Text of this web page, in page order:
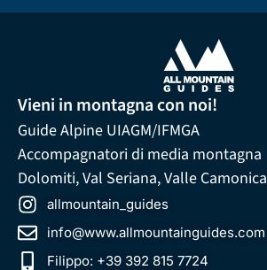
Vieni in montagna con noi!
Guide Alpine UIAGM/IFMGA
Accompagnatori di media montagna
Dolomiti, Val Seriana, Valle Camonica
allmountain_guides
info@www.allmountainguides.com
Filippo: +39 392 815 7724